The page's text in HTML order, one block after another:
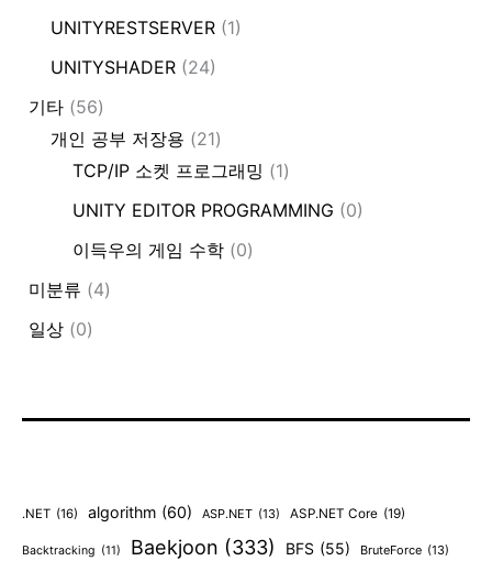
UNITYRESTSERVER (1)
UNITYSHADER (24)
기타 (56)
개인 공부 저장용 (21)
TCP/IP 소켓 프로그래밍 (1)
UNITY EDITOR PROGRAMMING (0)
이득우의 게임 수학 (0)
미분류 (4)
일상 (0)
.NET (16) algorithm (60) ASP.NET (13) ASP.NET Core (19)
Backtracking (11) Baekjoon (333) BFS (55) BruteForce (13)